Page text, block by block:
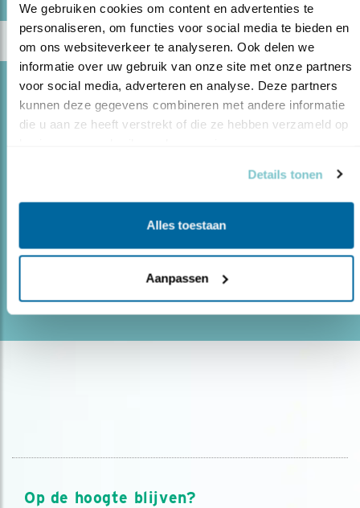
We gebruiken cookies om content en advertenties te
personaliseren, om functies voor social media te bieden en
om ons websiteverkeer te analyseren. Ook delen we
informatie over uw gebruik van onze site met onze partners
voor social media, adverteren en analyse. Deze partners
kunnen deze gegevens combineren met andere informatie
die u aan ze heeft verstrekt of die ze hebben verzameld op
Details tonen
Alles toestaan
Aanpassen
Opinie
GASWINNING OP TERSCHELLING UIT DEN
BOZE
rond Terschelling zijn voor Vogelbescherming
onaanvaardbaar. De unieke ligging, de natuurlijke
rijkdom en het cultuurhistorische karakter van het
lees meer
Op de hoogte blijven?